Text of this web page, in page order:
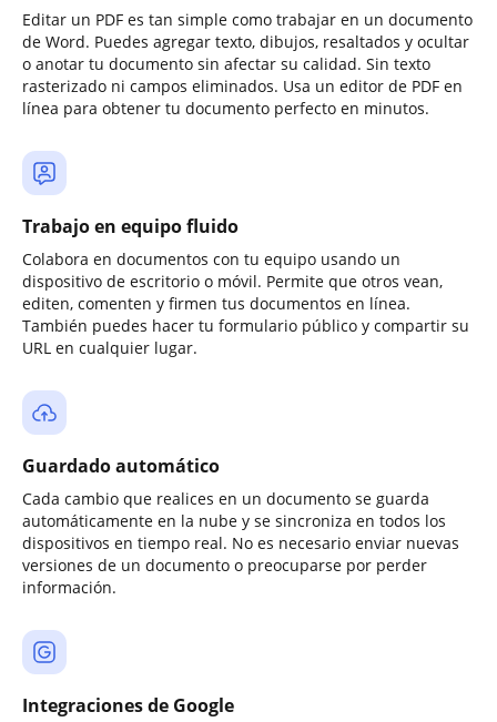
Editar un PDF es tan simple como trabajar en un documento
de Word. Puedes agregar texto, dibujos, resaltados y ocultar
o anotar tu documento sin afectar su calidad. Sin texto
rasterizado ni campos eliminados. Usa un editor de PDF en
línea para obtener tu documento perfecto en minutos.
Trabajo en equipo fluido
Colabora en documentos con tu equipo usando un
dispositivo de escritorio o móvil. Permite que otros vean,
editen, comenten y firmen tus documentos en línea.
También puedes hacer tu formulario público y compartir su
URL en cualquier lugar.
Guardado automático
Cada cambio que realices en un documento se guarda
automáticamente en la nube y se sincroniza en todos los
dispositivos en tiempo real. No es necesario enviar nuevas
versiones de un documento o preocuparse por perder
información.
Integraciones de Google